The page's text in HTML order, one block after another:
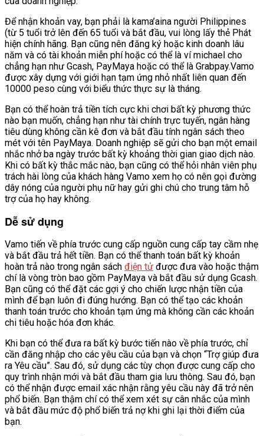
Để nhận khoản vay, bạn phải là kama’aina người Philippines
(từ 5 tuổi trở lên đến 65 tuổi và bắt đầu, vui lòng lấy thẻ Phát
hiện chính hãng. Bạn cũng nên đăng ký hoặc kinh doanh lâu
năm và có tài khoản miễn phí hoặc có thể là ví michael cho
chẳng hạn như Gcash, PayMaya hoặc có thể là Grabpay.Vamo
được xây dựng với giới hạn tạm ứng nhỏ nhất liên quan đến
10000 peso cùng với biểu thức thực sự là tháng.
Bạn có thể hoàn trả tiền tích cực khi chơi bất kỳ phương thức
nào bạn muốn, chẳng hạn như tài chính trực tuyến, ngân hàng
tiêu dùng không cần kê đơn và bắt đầu tính ngân sách theo
mét với tên PayMaya. Doanh nghiệp sẽ gửi cho bạn một email
nhắc nhở ba ngày trước bất kỳ khoảng thời gian giao dịch nào.
Khi có bất kỳ thắc mắc nào, bạn cũng có thể hỏi nhân viên phụ
trách hài lòng của khách hàng Vamo xem họ có nên gọi đường
dây nóng của người phụ nữ hay gửi ghi chú cho trung tâm hỗ
trợ của họ hay không.
Dễ sử dụng
Vamo tiến về phía trước cung cấp nguồn cung cấp tay cầm nhẹ
và bắt đầu trả hết tiền. Bạn có thể thanh toán bất kỳ khoản
hoàn trả nào trong ngân sách điện tử được đưa vào hoặc thậm
chí là vòng tròn bao gồm PayMaya và bắt đầu sử dụng Gcash.
Bạn cũng có thể đặt các gợi ý cho chiến lược nhận tiền của
mình để bạn luôn đi đúng hướng. Bạn có thể tạo các khoản
thanh toán trước cho khoản tạm ứng mà không cần các khoản
chi tiêu hoặc hóa đơn khác.
Khi bạn có thể đưa ra bất kỳ bước tiến nào về phía trước, chỉ
cần đăng nhập cho các yêu cầu của bạn và chọn “Trợ giúp đưa
ra Yêu cầu”. Sau đó, sử dụng các tùy chọn được cung cấp cho
quy trình nhận mới và bắt đầu tham gia lưu thông. Sau đó, bạn
có thể nhận được email xác nhận rằng yêu cầu này đã trở nên
phổ biến. Bạn thậm chí có thể xem xét sự cân nhắc của mình
và bắt đầu mức độ phổ biến trả nợ khi ghi lại thời điểm của
bạn.